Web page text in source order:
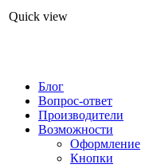
Quick view
Блог
Вопрос-ответ
Производители
Возможности
Оформление
Кнопки